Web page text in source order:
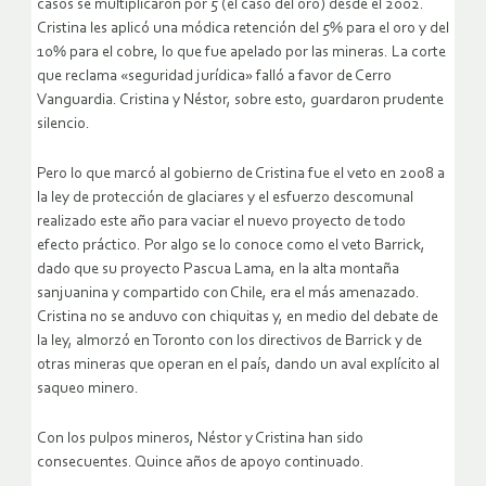
casos se multiplicaron por 5 (el caso del oro) desde el 2002.
Cristina les aplicó una módica retención del 5% para el oro y del
10% para el cobre, lo que fue apelado por las mineras. La corte
que reclama «seguridad jurídica» falló a favor de Cerro
Vanguardia. Cristina y Néstor, sobre esto, guardaron prudente
silencio.
Pero lo que marcó al gobierno de Cristina fue el veto en 2008 a
la ley de protección de glaciares y el esfuerzo descomunal
realizado este año para vaciar el nuevo proyecto de todo
efecto práctico. Por algo se lo conoce como el veto Barrick,
dado que su proyecto Pascua Lama, en la alta montaña
sanjuanina y compartido con Chile, era el más amenazado.
Cristina no se anduvo con chiquitas y, en medio del debate de
la ley, almorzó en Toronto con los directivos de Barrick y de
otras mineras que operan en el país, dando un aval explícito al
saqueo minero.
Con los pulpos mineros, Néstor y Cristina han sido
consecuentes. Quince años de apoyo continuado.